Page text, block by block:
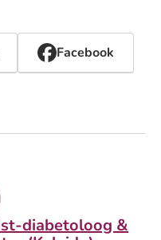
Facebook
diabetoloog &